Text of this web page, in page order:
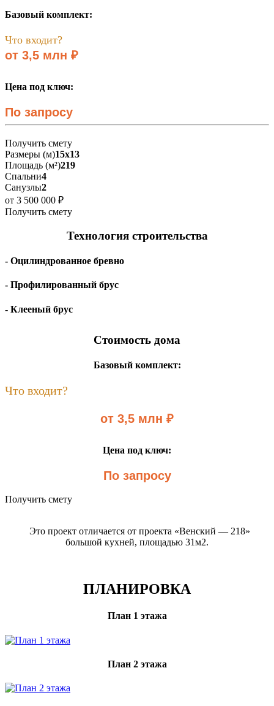
Базовый комплект:
Что входит?
от 3,5 млн ₽
Цена под ключ:
По запросу
Получить смету
Размеры (м)15х13
Площадь (м²)219
Спальни4
Санузлы2
от 3 500 000 ₽
Получить смету
Технология строительства
- Оцилиндрованное бревно
- Профилированный брус
- Клееный брус
Стоимость дома
Базовый комплект:
Что входит?
от 3,5 млн ₽
Цена под ключ:
По запросу
Получить смету
Это проект отличается от проекта «Венский — 218»
большой кухней, площадью 31м2.
ПЛАНИРОВКА
План 1 этажа
План 2 этажа